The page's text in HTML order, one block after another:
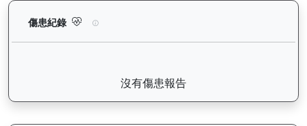
傷患紀錄 正本巨星（L056）— 傷患紀錄：查看馬匹完整
沒有傷患報告